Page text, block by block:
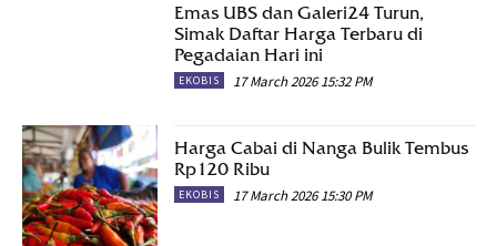
Emas UBS dan Galeri24 Turun,
Simak Daftar Harga Terbaru di
Pegadaian Hari ini
EKOBIS 17 March 2026 15:32 PM
Harga Cabai di Nanga Bulik Tembus
Rp120 Ribu
EKOBIS 17 March 2026 15:30 PM